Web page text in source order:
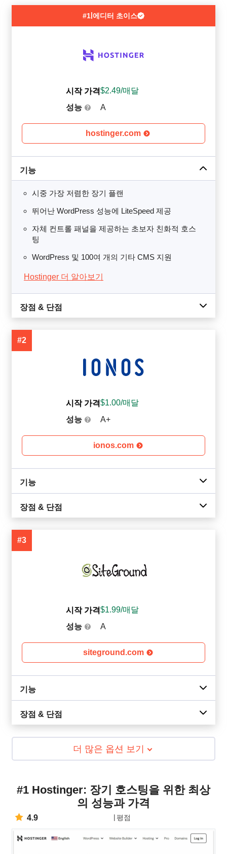
#1|에디터 초이스
시작 가격$2.49/매달
성능
A
hostinger.com
기능
시중 가장 저렴한 장기 플랜
뛰어난 WordPress 성능에 LiteSpeed 제공
자체 컨트롤 패널을 제공하는 초보자 친화적 호스
팅
WordPress 및 100여 개의 기타 CMS 지원
Hostinger 더 알아보기
장점 & 단점
#2
시작 가격$1.00/매달
성능
A+
ionos.com
기능
장점 & 단점
#3
시작 가격$1.99/매달
성능
A
siteground.com
기능
장점 & 단점
더 많은 옵션 보기
#1 Hostinger: 장기 호스팅을 위한 최상
의 성능과 가격
4.9 평점